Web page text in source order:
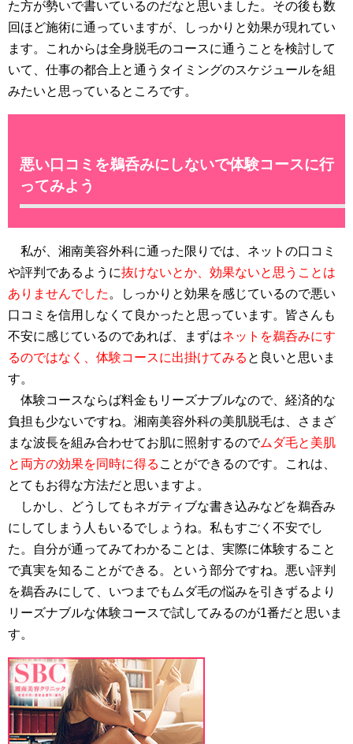
た方が勢いで書いているのだなと思いました。その後も数
回ほど施術に通っていますが、しっかりと効果が現れてい
ます。これからは全身脱毛のコースに通うことを検討して
いて、仕事の都合上と通うタイミングのスケジュールを組
みたいと思っているところです。
悪い口コミを鵜呑みにしないで体験コースに行
ってみよう
私が、湘南美容外科に通った限りでは、ネットの口コミ
や評判であるように抜けないとか、効果ないと思うことは
ありませんでした 。しっかりと効果を感じているので悪い
口コミを信用しなくて良かったと思っています。皆さんも
不安に感じているのであれば、まずはネットを鵜呑みにす
るのではなく、体験コースに出掛けてみる と良いと思いま
す。
体験コースならば料金もリーズナブルなので、経済的な
負担も少ないですね。湘南美容外科の美肌脱毛は、さまざ
まな波長を組み合わせてお肌に照射するのでムダ毛と美肌
と両方の効果を同時に得る ことができるのです。これは、
とてもお得な方法だと思いますよ。
しかし、どうしてもネガティブな書き込みなどを鵜呑み
にしてしまう人もいるでしょうね。私もすごく不安でし
た。自分が通ってみてわかることは、実際に体験すること
で真実を知ることができる。という部分ですね。悪い評判
を鵜呑みにして、いつまでもムダ毛の悩みを引きずるより
リーズナブルな体験コースで試してみるのが1番だと思いま
す。